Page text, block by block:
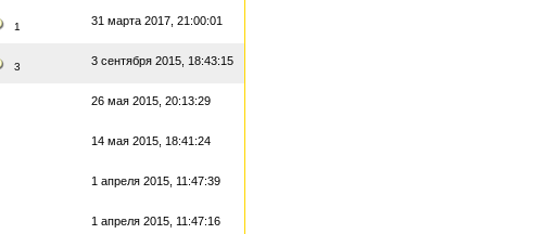
1 31 марта 2017, 21:00:01
3 3 сентября 2015, 18:43:15
26 мая 2015, 20:13:29
14 мая 2015, 18:41:24
1 апреля 2015, 11:47:39
1 апреля 2015, 11:47:16